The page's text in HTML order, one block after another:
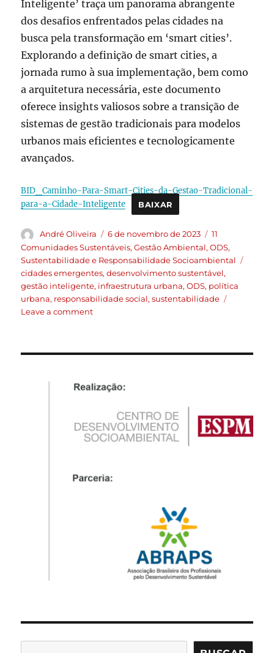
Inteligente’ traça um panorama abrangente
dos desafios enfrentados pelas cidades na
busca pela transformação em ‘smart cities’.
Explorando a definição de smart cities, a
jornada rumo à sua implementação, bem como
a arquitetura necessária, este documento
oferece insights valiosos sobre a transição de
sistemas de gestão tradicionais para modelos
urbanos mais eficientes e tecnologicamente
avançados.
BID_Caminho-Para-Smart-Cities-da-Gestao-Tradicional-
para-a-Cidade-Inteligente
BAIXAR
André Oliveira 6 de novembro de 2023
11
Comunidades Sustentáveis,Gestão Ambiental,ODS,
Sustentabilidade e Responsabilidade Socioambiental
cidades emergentes,desenvolvimento sustentável,
gestão inteligente, infraestrutura urbana,ODS, política
urbana, responsabilidade social,sustentabilidade
Leave a comment